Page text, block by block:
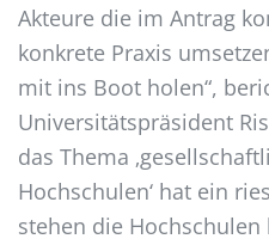
Akteure die im Antrag
konkrete Praxis
mit ins Boot holen“,
Universitätspräsident
das Thema
Hochschulen‘ hat ein
stehen die